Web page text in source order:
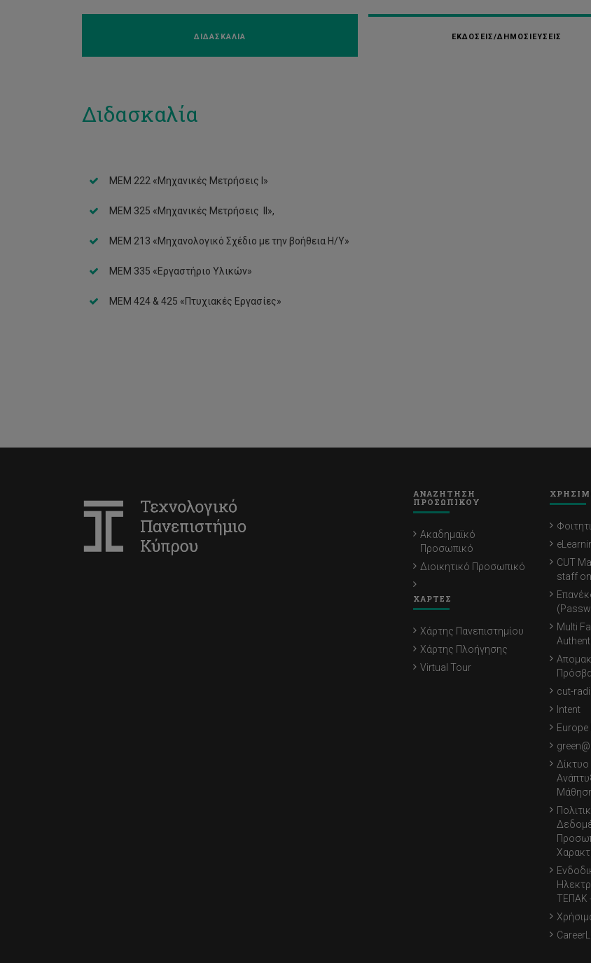
ΔΙΔΑΣΚΑΛΙΑ ΕΚΔΟΣΕΙΣ/ΔΗΜΟΣΙΕΥΣΕΙΣ
Διδασκαλία
ΜΕΜ 222 «Μηχανικές Μετρήσεις Ι»
ΜΕΜ 325 «Μηχανικές Μετρήσεις ΙΙ»,
ΜΕΜ 213 «Μηχανολογικό Σχέδιο με την βοήθεια Η/Υ»
ΜΕΜ 335 «Εργαστήριο Υλικών»
ΜΕΜ 424 & 425 «Πτυχιακές Εργασίες»
ΑΝΑΖΗΤΗΣΗ
ΠΡΟΣΩΠΙΚΟΥ
Ακαδημαϊκό
Προσωπικό
Διοικητικό Προσωπικό
ΧΑΡΤΕΣ
Χάρτης Πανεπιστημίου
Χάρτης Πλοήγησης
Virtual Tour
CUT
staff
Multi
cut-
Intent
Europe
Δίκτυο
ΤΕΠΑΚ